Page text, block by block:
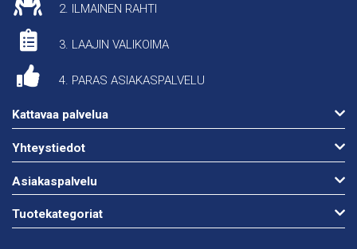
2. ILMAINEN RAHTI
3. LAAJIN VALIKOIMA
4. PARAS ASIAKASPALVELU
Kattavaa palvelua
Yhteystiedot
Asiakaspalvelu
Tuotekategoriat